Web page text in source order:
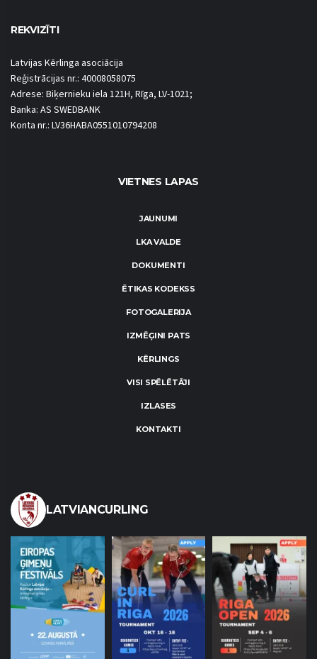
REKVIZĪTI
Latvijas Kērlinga asociācija
Reģistrācijas nr.: 40008058075
Adrese: Biķernieku iela 121H, Rīga, LV-1021;
Banka: AS SWEDBANK
Konta nr.: LV36HABA0551010794208
VIETNES LAPAS
JAUNUMI
LKA VALDE
DOKUMENTI
ĒTIKAS KODEKSS
FOTOGALERIJA
IZMĒĢINI PATS
KĒRLINGS
VISI SPĒLĒTĀJI
IZLASES
KONTAKTI
LATVIANCURLING